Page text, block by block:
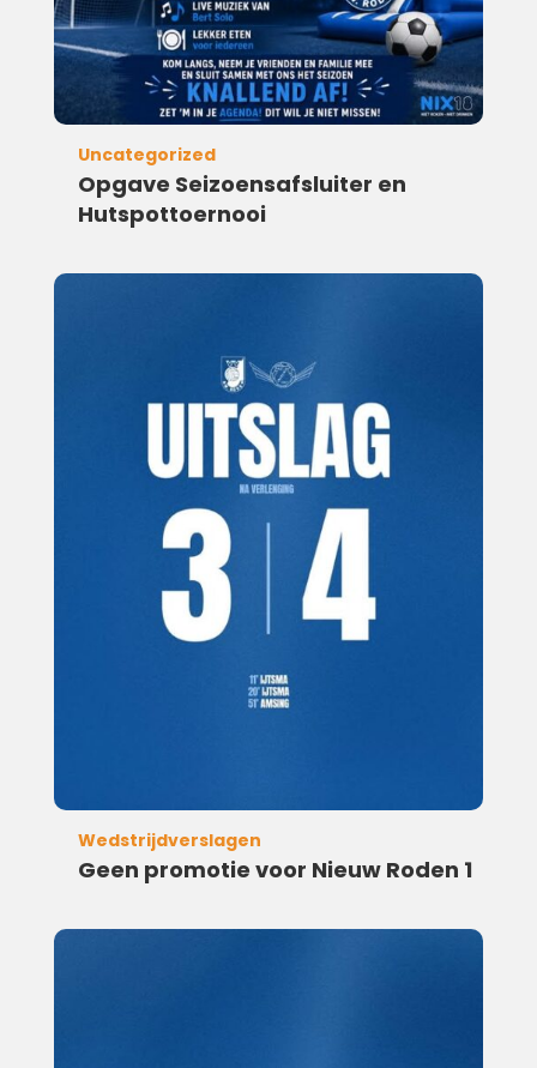
Uncategorized
Opgave Seizoensafsluiter en
Hutspottoernooi
Wedstrijdverslagen
Geen promotie voor Nieuw Roden 1